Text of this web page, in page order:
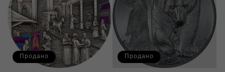
Продано Продано